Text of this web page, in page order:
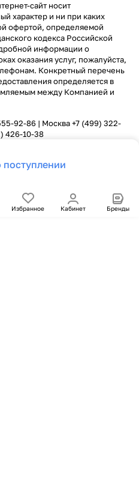
Избранное Кабинет Бренды
сайт носит
характер и ни при каких
офертой, определяемой
кодекса Российской
информации о
оказания услуг, пожалуйста,
Конкретный перечень
определяется в
между Компанией и
92-86 | Москва+7 (499) 322-
426-10-38